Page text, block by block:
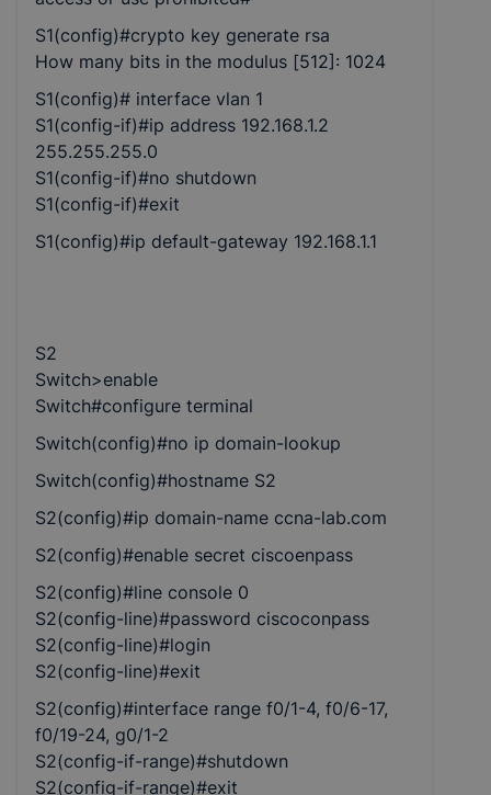
S1(config)#crypto key generate rsa
How many bits in the modulus [512]: 1024
S1(config)# interface vlan 1
S1(config-if)#ip address 192.168.1.2
255.255.255.0
S1(config-if)#no shutdown
S1(config-if)#exit
S1(config)#ip default-gateway 192.168.1.1
S2
Switch>enable
Switch#configure terminal
Switch(config)#no ip domain-lookup
Switch(config)#hostname S2
S2(config)#ip domain-name ccna-lab.com
S2(config)#enable secret ciscoenpass
S2(config)#line console 0
S2(config-line)#password ciscoconpass
S2(config-line)#login
S2(config-line)#exit
S2(config)#interface range f0/1-4, f0/6-17,
f0/19-24, g0/1-2
S2(config-if-range)#shutdown
S2(config-if-range)#exit